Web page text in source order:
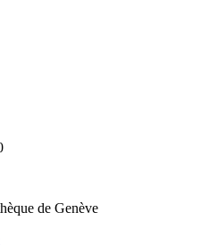
de Genève